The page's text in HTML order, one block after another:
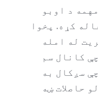
د اوبو
کړه. پخوا
له امله
کانال سم
سږکال به
حاصلات ښه